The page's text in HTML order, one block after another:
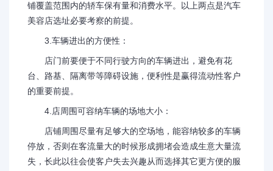
铺覆盖范围内的轿车保有量和消费水平。以上两点是汽车
美容店选址必要考察的前提。
3.车辆进出的方便性：
店门前要便于不同行驶方向的车辆进出，避免有花
台、路基、隔离带等障碍设施，便利性是赢得流动性客户
的重要前提。
4.店周围可容纳车辆的场地大小：
店铺周围尽量有足够大的空场地，能容纳较多的车辆
停放，否则在客流量大的时候形成拥堵会造成生意大量流
失，长此以往会使客户失去兴趣从而选择其它更方便的服